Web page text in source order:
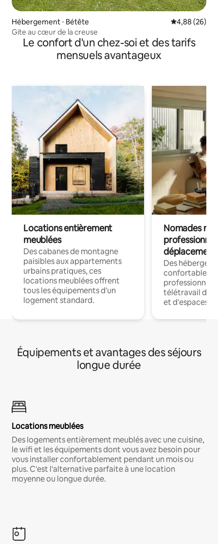
Hébergement ⋅ Bétête Évaluation
4,88 (26)
Gite au cœur de la creuse
Le confort d'un chez-soi et des tarifs
mensuels avantageux
Locations entièrement
meublées
Des cabanes de montagne
paisibles aux appartements
urbains pratiques, ces
locations meublées offrent
tous les équipements d'un
logement standard.
Nomades
déplacement
Des
confortables
professionnels
télétravail
et d'espaces
Équipements et avantages des séjours
longue durée
Locations meublées
Des logements entièrement meublés avec une cuisine,
le wifi et les équipements dont vous avez besoin pour
vous installer confortablement pendant un mois ou
plus. C'est l'alternative parfaite à une location
moyenne ou longue durée.